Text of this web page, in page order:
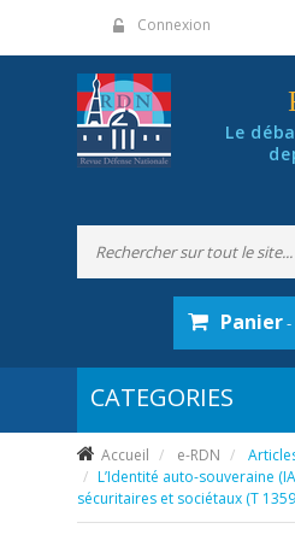
Connexion
Le
Panier-
Accueil e-RDN
L’Identité auto-souveraine
sécuritaires et sociétaux (T